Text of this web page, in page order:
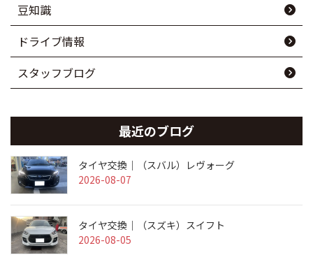
豆知識
ドライブ情報
スタッフブログ
最近のブログ
タイヤ交換｜（スバル）レヴォーグ
2026-08-07
タイヤ交換｜（スズキ）スイフト
2026-08-05